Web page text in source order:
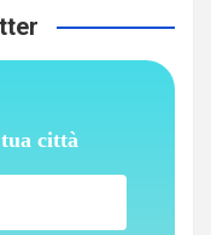
città